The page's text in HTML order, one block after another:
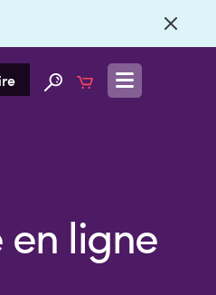
en ligne